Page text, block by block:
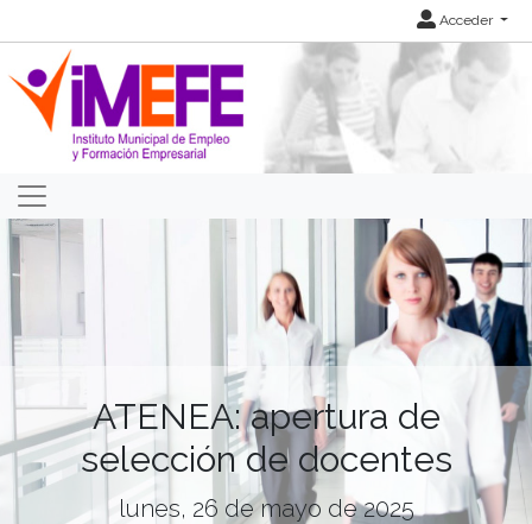
Acceder
ATENEA: apertura de
selección de docentes
lunes, 26 de mayo de 2025